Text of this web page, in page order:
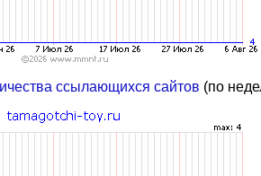
ссылающихся сайтов (по